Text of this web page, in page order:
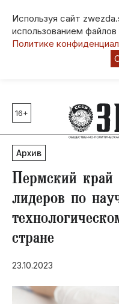
Используя сайт
использованием
Политике
Главные темы
80 лет Победы
Молодежная столица
СВО
Социальная поддержка
Инфраструктура
Благоустройство
16+
Архив
Пермский
лидеров по
стране
23.10.2023